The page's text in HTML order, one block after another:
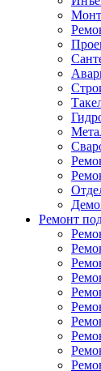
Ремонт